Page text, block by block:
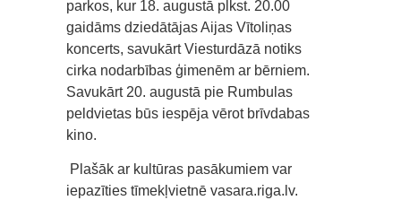
parkos, kur 18. augustā plkst. 20.00
gaidāms dziedātājas Aijas Vītoliņas
koncerts, savukārt Viesturdāzā notiks
cirka nodarbības ģimenēm ar bērniem.
Savukārt 20. augustā pie Rumbulas
peldvietas būs iespēja vērot brīvdabas
kino.
Plašāk ar kultūras pasākumiem var
iepazīties tīmekļvietnē vasara.riga.lv.